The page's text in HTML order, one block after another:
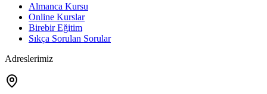
Almanca Kursu
Online Kurslar
Birebir Eğitim
Sıkça Sorulan Sorular
Adreslerimiz